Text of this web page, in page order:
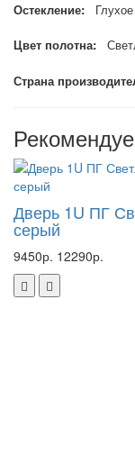
Остекление: Глухое
Цвет полотна:
Страна
Дверь 1U ПГ
серый
9450р. 12290р.